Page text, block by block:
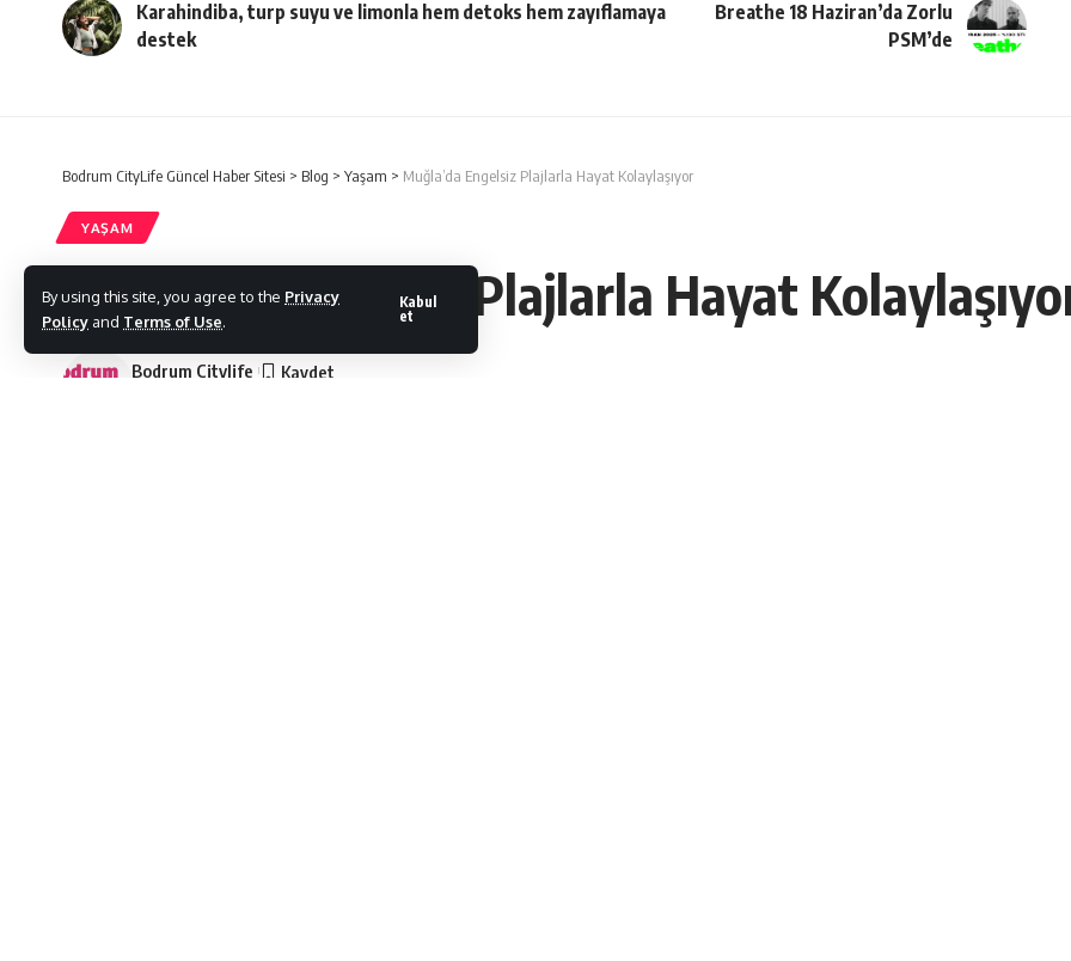
By using this site, you agree to the Privacy
Policy and Terms of Use.
Kabul
et
Karahindiba, turp suyu ve limonla hem detoks hem zayıflamaya
destek
Breathe 18 Haziran’da Zorlu
PSM’de
Bodrum CityLife Güncel Haber Sitesi > Blog > Yaşam > Muğla’da Engelsiz Plajlarla Hayat Kolaylaşıyor
YAŞAM
Muğla’da Engelsiz Plajlarla Hayat
Bodrum Citylife